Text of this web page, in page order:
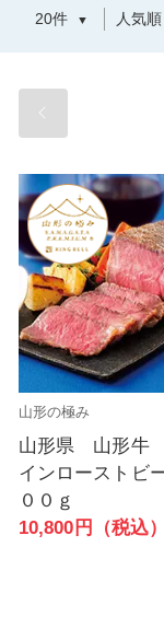
山形の極み
山形県 山形牛
インローストビ
００ｇ
10,800円（税込）